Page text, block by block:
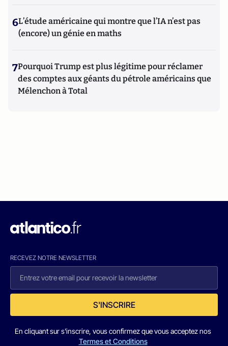
6L’étude américaine qui montre que l’IA n’est pas
(encore) un génie en maths
7Pourquoi Trump est plus légitime pour réclamer
des comptes aux géants du pétrole américains que
Mélenchon à Total
RECEVEZ NOTRE NEWSLETTER
S'INSCRIRE
En cliquant sur s'inscrire, vous confirmez que vous acceptez nos
Termes et Conditions